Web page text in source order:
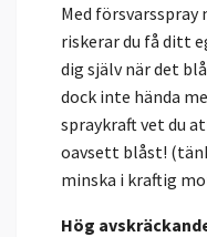
Med försvarsspray
riskerar du få ditt
dig själv när det
dock inte hända
spraykraft vet du
oavsett blåst!
minska i kraftig
Hög